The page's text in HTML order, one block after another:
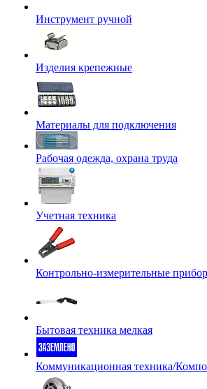
Инструмент ручной
Изделия крепежные
Материалы для подключения
Рабочая одежда, охрана труда
Учетная техника
Контрольно-измерительные
Бытовая техника мелкая
Коммуникационная техника/